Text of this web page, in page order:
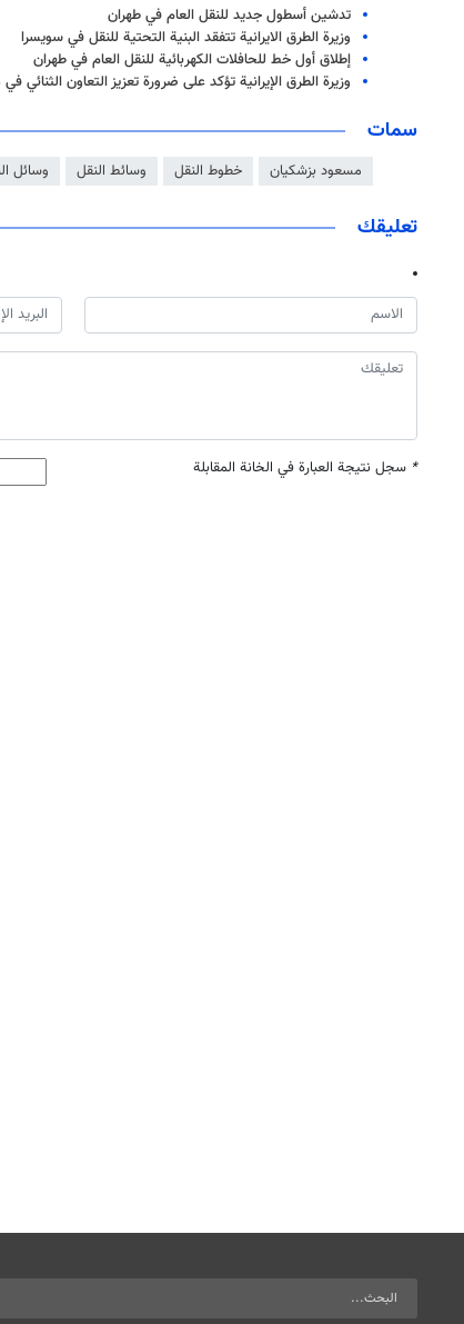
تدشين أسطول جديد للنقل العام في طهران
وزيرة الطرق الايرانية تتفقد البنية التحتية للنقل في سويسرا
إطلاق أول خط للحافلات الكهربائية للنقل العام في طهران
وزيرة الطرق الإيرانية تؤكد على ضرورة تعزيز التعاون الثنائي
سمات
مسعود بزشكيان خطوط النقل وسائط النقل وسائل
تعليقك
* سجل نتيجة العبارة في الخانة المقابلة